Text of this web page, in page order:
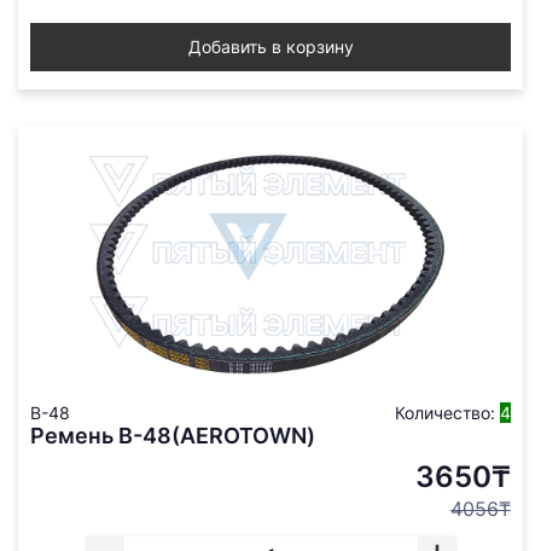
Добавить в корзину
B-48 Количество: 4
Ремень В-48(AEROTOWN)
3650₸
4056₸